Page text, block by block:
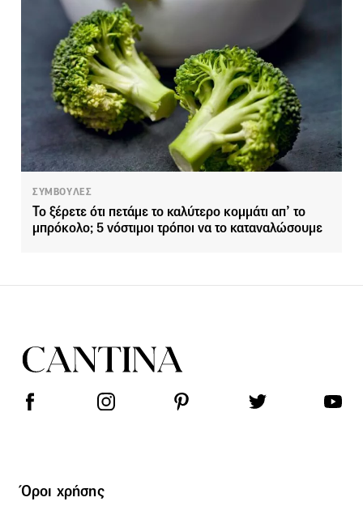
ΣΥΜΒΟΥΛΕΣ
Το ξέρετε ότι πετάμε το καλύτερο κομμάτι απ’ το
μπρόκολο; 5 νόστιμοι τρόποι να το καταναλώσουμε
Όροι χρήσης